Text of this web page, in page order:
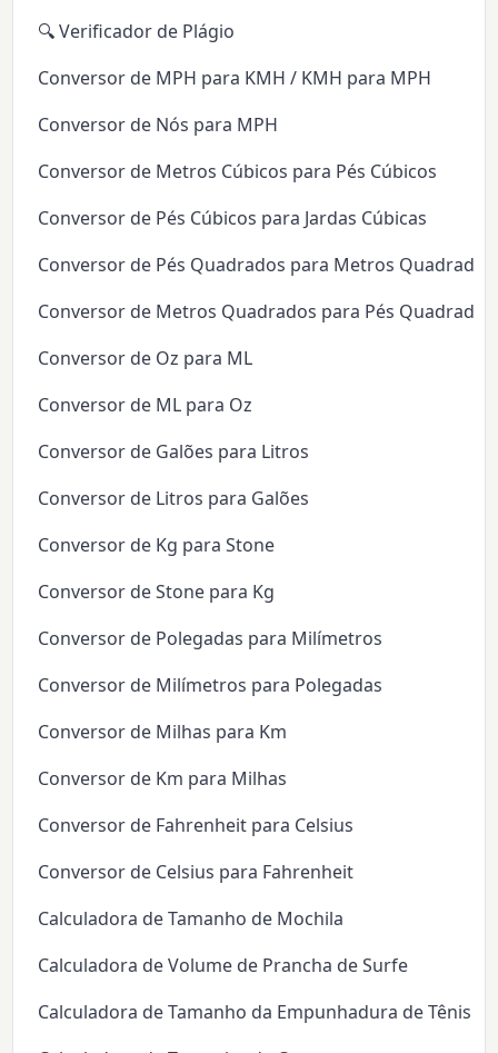
🔍 Verificador de Plágio
Conversor de MPH para KMH / KMH para MPH
Conversor de Nós para MPH
Conversor de Metros Cúbicos para Pés Cúbicos
Conversor de Pés Cúbicos para Jardas Cúbicas
Conversor de Pés Quadrados para Metros Quadrados
Conversor de Metros Quadrados para Pés Quadrados
Conversor de Oz para ML
Conversor de ML para Oz
Conversor de Galões para Litros
Conversor de Litros para Galões
Conversor de Kg para Stone
Conversor de Stone para Kg
Conversor de Polegadas para Milímetros
Conversor de Milímetros para Polegadas
Conversor de Milhas para Km
Conversor de Km para Milhas
Conversor de Fahrenheit para Celsius
Conversor de Celsius para Fahrenheit
Calculadora de Tamanho de Mochila
Calculadora de Volume de Prancha de Surfe
Calculadora de Tamanho da Empunhadura de Tênis